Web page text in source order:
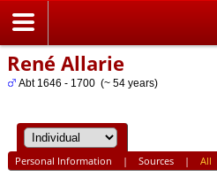
Home
René Allarie
Abt 1646 - 1700 (~ 54 years)
Personal Information | Sources| All